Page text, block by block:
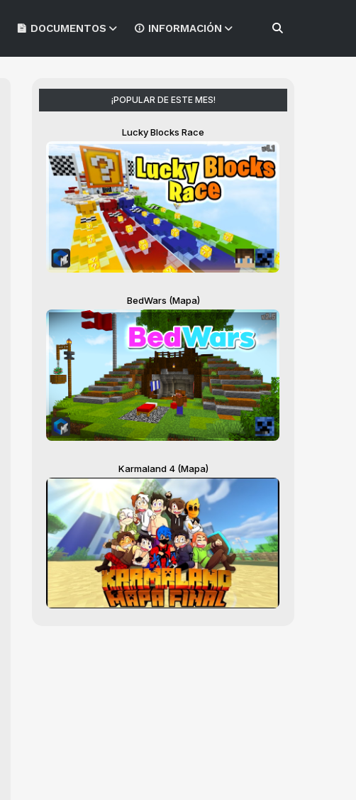
DOCUMENTOS INFORMACIÓN
¡POPULAR DE ESTE MES!
Lucky Blocks Race
BedWars (Mapa)
Karmaland 4 (Mapa)